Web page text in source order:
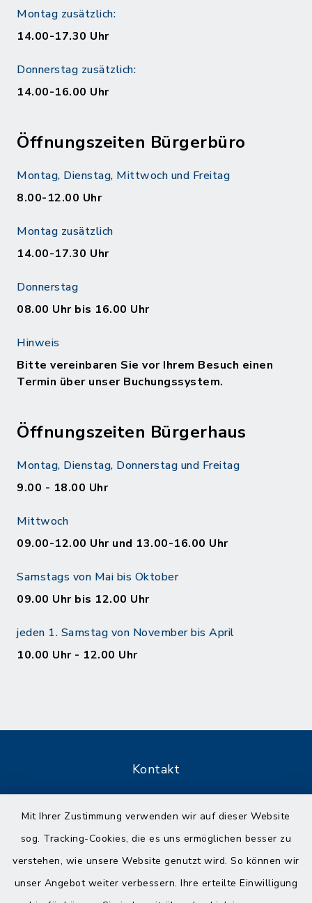
Mit Ihrer Zustimmung verwenden wir auf dieser Website
sog. Tracking-Cookies, die es uns ermöglichen besser zu
verstehen, wie unsere Website genutzt wird. So können wir
unser Angebot weiter verbessern. Ihre erteilte Einwilligung
Montag zusätzlich:
14.00-17.30 Uhr
Donnerstag zusätzlich:
14.00-16.00 Uhr
Öffnungszeiten Bürgerbüro
Montag, Dienstag, Mittwoch und Freitag
8.00-12.00 Uhr
Montag zusätzlich
14.00-17.30 Uhr
Donnerstag
08.00 Uhr bis 16.00 Uhr
Hinweis
Bitte vereinbaren Sie vor Ihrem Besuch einen
Termin über unser Buchungssystem.
Öffnungszeiten Bürgerhaus
Montag, Dienstag, Donnerstag und Freitag
9.00 - 18.00 Uhr
Mittwoch
09.00-12.00 Uhr und 13.00-16.00 Uhr
Samstags von Mai bis Oktober
09.00 Uhr bis 12.00 Uhr
jeden 1. Samstag von November bis April
10.00 Uhr - 12.00 Uhr
Kontakt
Datenschutz
Impressum